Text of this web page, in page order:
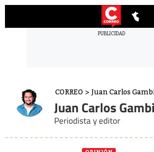
CORREO > Juan Carlos
Juan Carlos
Periodista y editor